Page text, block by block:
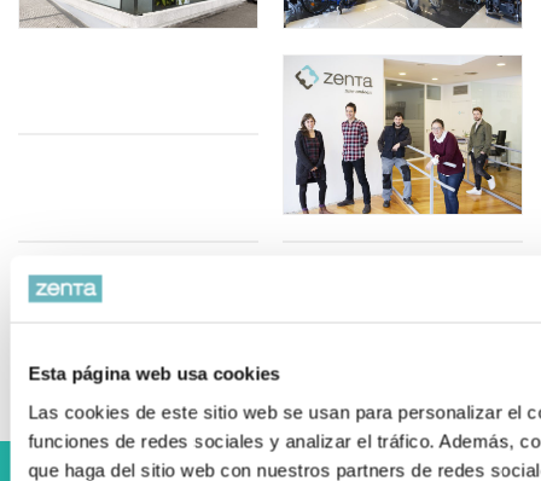
Esta página web usa cookies
Las cookies de este sitio web se usan para personalizar el
funciones de redes sociales y analizar el tráfico. Además,
que haga del sitio web con nuestros partners de redes
Aguila Eraikina, Errekalde 59 Donostia-San